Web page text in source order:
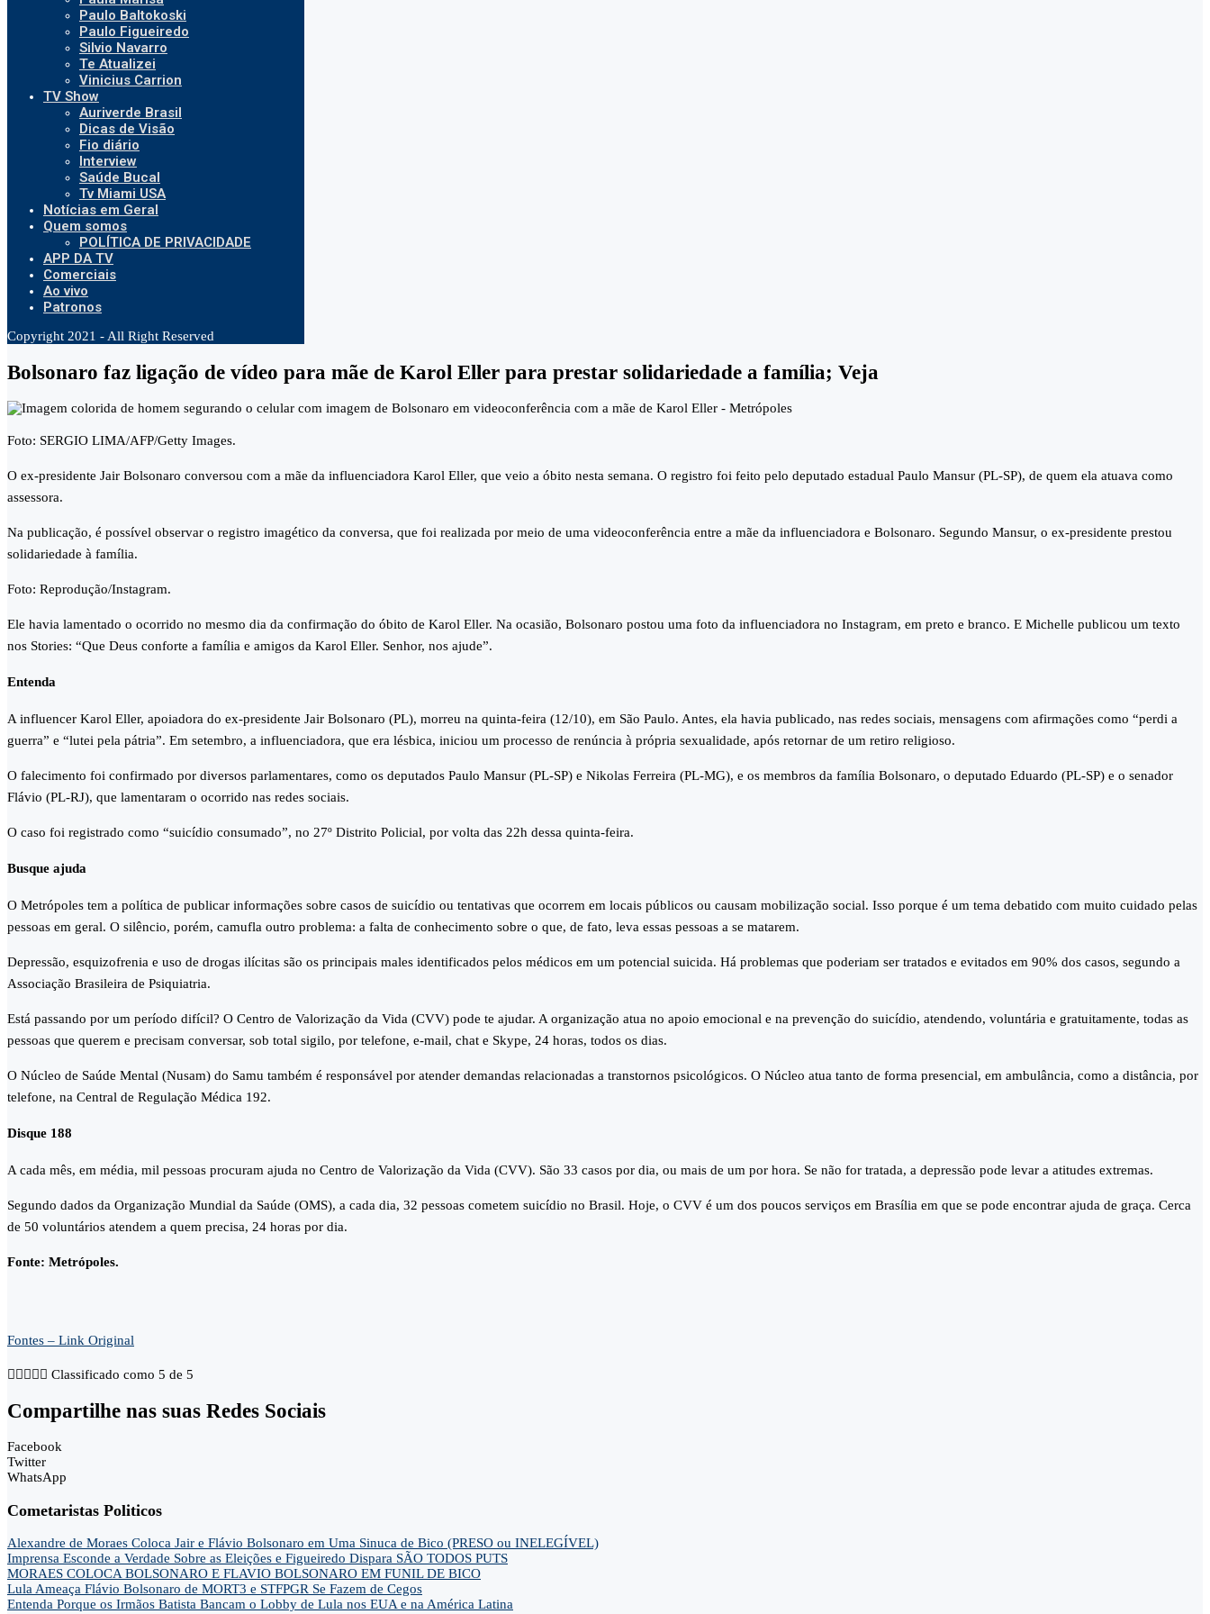
Paulo Baltokoski
Paulo Figueiredo
Silvio Navarro
Te Atualizei
Vinicius Carrion
TV Show
Auriverde Brasil
Dicas de Visão
Fio diário
Interview
Saúde Bucal
Tv Miami USA
Notícias em Geral
Quem somos
POLÍTICA DE PRIVACIDADE
APP DA TV
Comerciais
Ao vivo
Patronos
Copyright 2021 - All Right Reserved
Bolsonaro faz ligação de vídeo para mãe de Karol Eller para prestar solidariedade a família; Veja
Foto: SERGIO LIMA/AFP/Getty Images.
O ex-presidente Jair Bolsonaro conversou com a mãe da influenciadora Karol Eller, que veio a óbito nesta semana. O registro foi feito pelo deputado estadual Paulo Mansur (PL-SP), de quem ela atuava como
assessora.
Na publicação, é possível observar o registro imagético da conversa, que foi realizada por meio de uma videoconferência entre a mãe da influenciadora e Bolsonaro. Segundo Mansur, o ex-presidente prestou
solidariedade à família.
Foto: Reprodução/Instagram.
Ele havia lamentado o ocorrido no mesmo dia da confirmação do óbito de Karol Eller. Na ocasião, Bolsonaro postou uma foto da influenciadora no Instagram, em preto e branco. E Michelle publicou um texto
nos Stories: “Que Deus conforte a família e amigos da Karol Eller. Senhor, nos ajude”.
Entenda
A influencer Karol Eller, apoiadora do ex-presidente Jair Bolsonaro (PL), morreu na quinta-feira (12/10), em São Paulo. Antes, ela havia publicado, nas redes sociais, mensagens com afirmações como “perdi a
guerra” e “lutei pela pátria”. Em setembro, a influenciadora, que era lésbica, iniciou um processo de renúncia à própria sexualidade, após retornar de um retiro religioso.
O falecimento foi confirmado por diversos parlamentares, como os deputados Paulo Mansur (PL-SP) e Nikolas Ferreira (PL-MG), e os membros da família Bolsonaro, o deputado Eduardo (PL-SP) e o senador
Flávio (PL-RJ), que lamentaram o ocorrido nas redes sociais.
O caso foi registrado como “suicídio consumado”, no 27º Distrito Policial, por volta das 22h dessa quinta-feira.
Busque ajuda
O Metrópoles tem a política de publicar informações sobre casos de suicídio ou tentativas que ocorrem em locais públicos ou causam mobilização social. Isso porque é um tema debatido com muito cuidado pelas
pessoas em geral. O silêncio, porém, camufla outro problema: a falta de conhecimento sobre o que, de fato, leva essas pessoas a se matarem.
Depressão, esquizofrenia e uso de drogas ilícitas são os principais males identificados pelos médicos em um potencial suicida. Há problemas que poderiam ser tratados e evitados em 90% dos casos, segundo a
Associação Brasileira de Psiquiatria.
Está passando por um período difícil? O Centro de Valorização da Vida (CVV) pode te ajudar. A organização atua no apoio emocional e na prevenção do suicídio, atendendo, voluntária e gratuitamente, todas as
pessoas que querem e precisam conversar, sob total sigilo, por telefone, e-mail, chat e Skype, 24 horas, todos os dias.
O Núcleo de Saúde Mental (Nusam) do Samu também é responsável por atender demandas relacionadas a transtornos psicológicos. O Núcleo atua tanto de forma presencial, em ambulância, como a distância, por
telefone, na Central de Regulação Médica 192.
Disque 188
A cada mês, em média, mil pessoas procuram ajuda no Centro de Valorização da Vida (CVV). São 33 casos por dia, ou mais de um por hora. Se não for tratada, a depressão pode levar a atitudes extremas.
Segundo dados da Organização Mundial da Saúde (OMS), a cada dia, 32 pessoas cometem suicídio no Brasil. Hoje, o CVV é um dos poucos serviços em Brasília em que se pode encontrar ajuda de graça. Cerca
de 50 voluntários atendem a quem precisa, 24 horas por dia.
Fonte: Metrópoles.
Fontes – Link Original
     Classificado como 5 de 5
Compartilhe nas suas Redes Sociais
Facebook
Twitter
WhatsApp
Cometaristas Politicos
Alexandre de Moraes Coloca Jair e Flávio Bolsonaro em Uma Sinuca de Bico (PRESO ou INELEGÍVEL)
Imprensa Esconde a Verdade Sobre as Eleições e Figueiredo Dispara SÃO TODOS PUTS
MORAES COLOCA BOLSONARO E FLAVIO BOLSONARO EM FUNIL DE BICO
Lula Ameaça Flávio Bolsonaro de MORT3 e STFPGR Se Fazem de Cegos
Entenda Porque os Irmãos Batista Bancam o Lobby de Lula nos EUA e na América Latina